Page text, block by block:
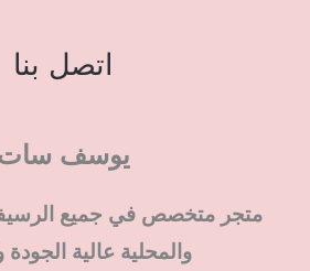
اتصل بنا
يوسف
متجر متخصص في جميع
والمحلية عالية الجودة